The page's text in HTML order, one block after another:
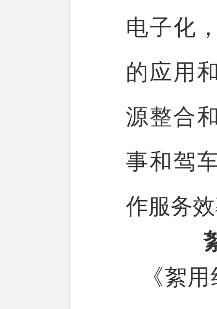
电子化
的应用
源整合
事和驾
作服务
《絮